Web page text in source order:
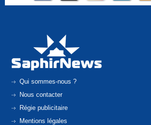
Qui sommes-nous ?
Nous contacter
Régie publicitaire
Mentions légales